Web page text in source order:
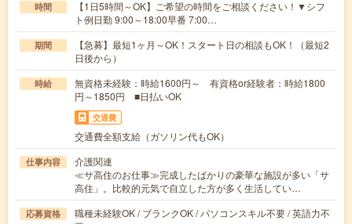
時間
【1日5時間～OK】ご希望の時間をご相談ください！▼シフ
ト例日勤 9:00～18:00早番 7:00…
期間
【急募】最短1ヶ月～OK！スタート日の相談もOK！（最短2
日後から）
時給
無資格未経験：時給1600円～ 有資格or経験者：時給1800
円～1850円 ■日払いOK
交通費
交通費全額支給（ガソリン代もOK）
仕事内容
介護関連
≪サ高住のお仕事≫完成したばかりの豪華な施設が多い「サ
高住」。比較的元気で自立した方が多く生活してい…
応募資格
職種未経験OK / ブランクOK / パソコンスキル不要 / 英語力不